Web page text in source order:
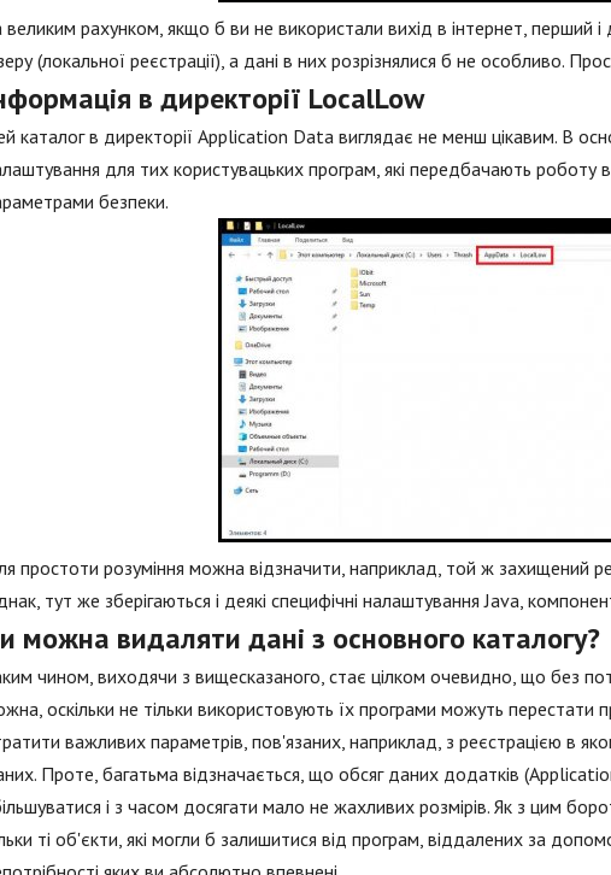
великим рахунком, якщо б ви не використали вихід в інтернет, перший
(локальної реєстрації), а дані в них розрізнялися б не особливо.
в директорії LocalLow
каталог в директорії Application Data виглядає не менш цікавим. В
для тих користувацьких програм, які передбачають роботу
безпеки.
простоти розуміння можна відзначити, наприклад, той ж захищений
тут же зберігаються і деякі специфічні налаштування Java,
можна видаляти дані з основного каталогу?
чином, виходячи з вищесказаного, стає цілком очевидно, що без
оскільки не тільки використовують їх програми можуть перестати
важливих параметрів, пов'язаних, наприклад, з реєстрацією в
Проте, багатьма відзначається, що обсяг даних додатків
і з часом досягати мало не жахливих розмірів. Як з цим
ті об'єкти, які могли б залишитися від програм, віддалених за